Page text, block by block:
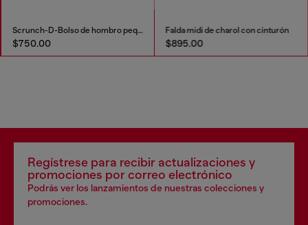
Scrunch-D-Bolso de hombro pequeño de cuero arrugado
$750.00
Falda midi de charol con cinturón
$895.00
Regístrese para recibir actualizaciones y
promociones por correo electrónico
Podrás ver los lanzamientos de nuestras colecciones y
promociones.